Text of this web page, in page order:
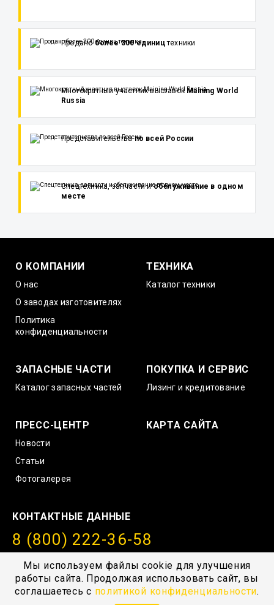
Мы используем файлы cookie для улучшения
работы сайта. Продолжая использовать сайт, вы
соглашаетесь с политикой конфиденциальности.
Проданоболее 300 едиництехники
Многократный участник выставок Maining World
Russia
Представительствапо всей России
Спецтехника, запчасти иобслуживание в одном
месте
О КОМПАНИИ
О нас
О заводах изготовителях
Политика
конфиденциальности
ТЕХНИКА
Каталог техники
ЗАПАСНЫЕ ЧАСТИ
Каталог запасных частей
ПОКУПКА И СЕРВИС
Лизинг и кредитование
ПРЕСС-ЦЕНТР
Новости
Статьи
Фотогалерея
КАРТА САЙТА
КОНТАКТНЫЕ ДАННЫЕ
8 (800) 222-36-58
info@amurstroy.su
© 2004—2026, ГК “АмурСтройТехника”, г. Хабаровск,
с.Тополево, Проезд южный 1